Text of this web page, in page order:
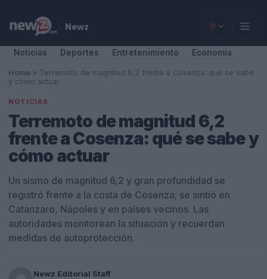
Newz
Noticias Deportes Entretenimiento Economía
Home » Terremoto de magnitud 6,2 frente a Cosenza: qué se sabe
y cómo actuar
NOTICIAS
Terremoto de magnitud 6,2
frente a Cosenza: qué se sabe y
cómo actuar
Un sismo de magnitud 6,2 y gran profundidad se
registró frente a la costa de Cosenza; se sintió en
Catanzaro, Nápoles y en países vecinos. Las
autoridades monitorean la situación y recuerdan
medidas de autoprotección.
Newz Editorial Staff